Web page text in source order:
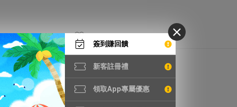
簽到賺回饋
新客註冊禮
領取App專屬優惠
474円
HK24.9元